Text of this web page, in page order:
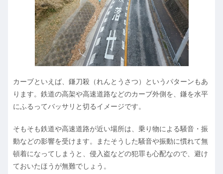
カーブといえば、鎌刀殺（れんとうさつ）というパターンもあ
ります。鉄道の高架や高速道路などのカーブ外側を、鎌を水平
にふるってバッサリと切るイメージです。
そもそも鉄道や高速道路が近い場所は、乗り物による騒音・振
動などの影響を受けます。またそうした騒音や振動に慣れて無
頓着になってしまうと、侵入盗などの犯罪も心配なので、避け
ておいたほうが無難でしょう。